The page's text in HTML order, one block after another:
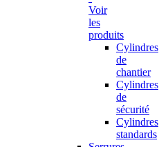
Voir
les
produits
Cylindres
de
chantier
Cylindres
de
sécurité
Cylindres
standards